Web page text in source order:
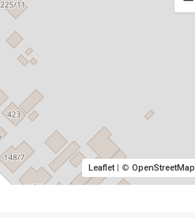
Leaflet| © OpenStreetMap